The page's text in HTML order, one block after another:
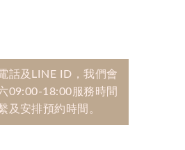
話及LINE ID，我們會
09:00-18:00服務時間
及安排預約時間。